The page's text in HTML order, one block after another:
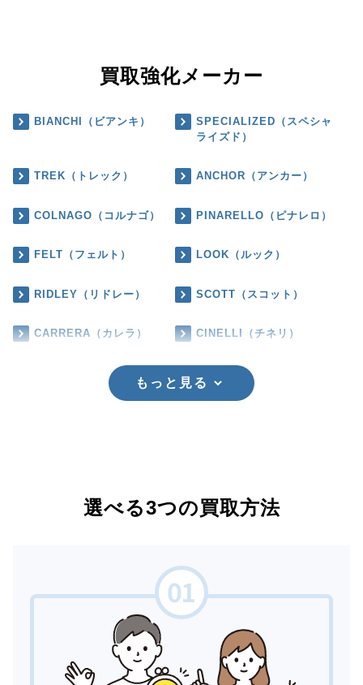
買取強化メーカー
BIANCHI（ビアンキ）
SPECIALIZED（スペシャ
ライズド）
TREK（トレック） ANCHOR（アンカー）
COLNAGO（コルナゴ） PINARELLO（ピナレロ）
FELT（フェルト） LOOK（ルック）
RIDLEY（リドレー） SCOTT（スコット）
CARRERA（カレラ） CINELLI（チネリ）
もっと見る
選べる3つの買取方法